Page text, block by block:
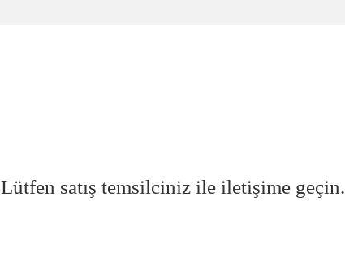
Lütfen satış temsilciniz ile iletişime geçin.